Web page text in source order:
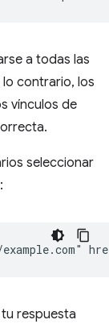
a todas las
lo contrario, los
vínculos de
seleccionar
respuesta